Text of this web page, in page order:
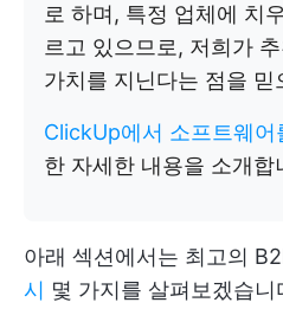
로 하며, 특정 업체에 치
르고 있으므로, 저희가
가치를 지닌다는 점을 믿
ClickUp에서 소프트웨어
한 자세한 내용을 소개합
아래 섹션에서는 최고의
시 몇 가지를 살펴보겠습